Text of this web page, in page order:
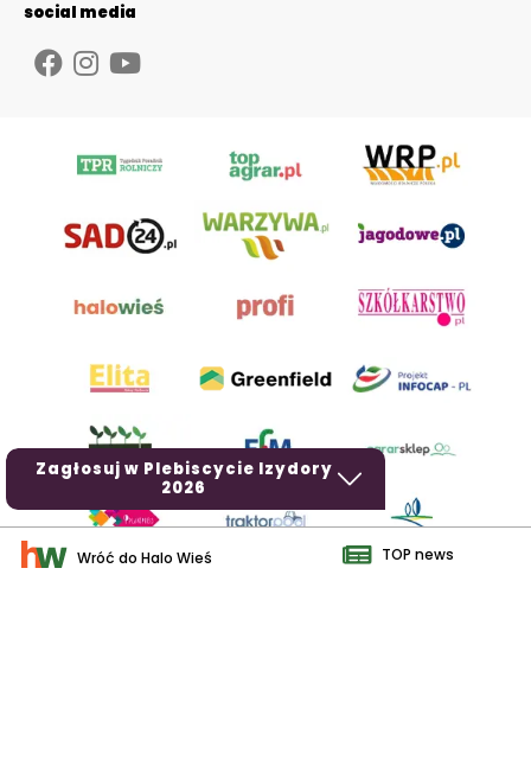
Zagłosuj w Plebiscycie Izydory
2026
social media
Wróć do Halo Wieś TOP news